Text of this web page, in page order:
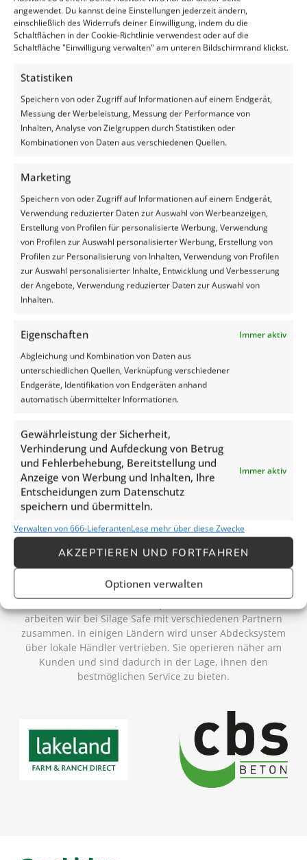
angewendet. Du kannst deine Einstellungen jederzeit ändern,
einschließlich des Widerrufs deiner Einwilligung, indem du die
Schaltflächen in der Cookie-Richtlinie verwendest oder auf die
Schaltfläche "Einwilligung verwalten" am unteren Bildschirmrand klickst.
Statistiken
Speichern von oder Zugriff auf Informationen auf einem Endgerät,
Messung der Werbeleistung, Messung der Performance von
Inhalten, Analyse von Zielgruppen durch Statistiken oder
Kombinationen von Daten aus verschiedenen Quellen.
Marketing
Speichern von oder Zugriff auf Informationen auf einem Endgerät,
Verwendung reduzierter Daten zur Auswahl von Werbeanzeigen,
Erstellung von Profilen für personalisierte Werbung, Verwendung
von Profilen zur Auswahl personalisierter Werbung, Erstellung von
Profilen zur Personalisierung von Inhalten, Verwendung von Profilen
zur Auswahl personalisierter Inhalte, Entwicklung und Verbesserung
der Angebote, Verwendung reduzierter Daten zur Auswahl von
Inhalten.
Eigenschaften
Immer aktiv
Abgleichung und Kombination von Daten aus
unterschiedlichen Quellen, Verknüpfung verschiedener
Endgeräte, Identifikation von Endgeräten anhand
automatisch übermittelter Informationen.
Gewährleistung der Sicherheit,
Verhinderung und Aufdeckung von Betrug
und Fehlerbehebung, Bereitstellung und
Anzeige von Werbung und Inhalten, Ihre
Entscheidungen zum Datenschutz
speichern und übermitteln.
Immer aktiv
Verwalten von 666-LieferantenLese mehr über diese Zwecke
AKZEPTIEREN UND FORTFAHREN
Optionen verwalten
ALLROUND-MITARBEITER
Unsere Händler
arbeiten wir bei Silage Safe mit verschiedenen Partnern
zusammen. In einigen Ländern wird unser Abdecksystem
über lokale Händler vertrieben. Sie operieren näher am
Kunden und sind dadurch in der Lage, ihnen den
bestmöglichen Service zu bieten.